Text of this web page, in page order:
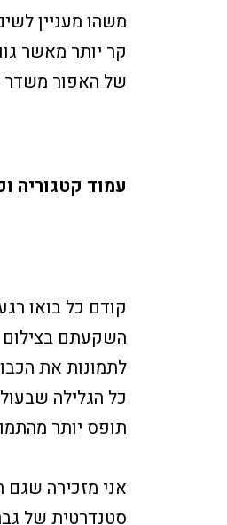
של האפור משדר
עמוד קטגוריה
השקעתם בצילום
כל הגלילה
תופס יותר
אני מזכירה
סטנדרטית של